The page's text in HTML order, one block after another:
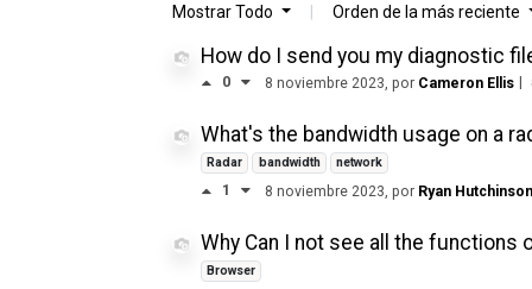
MostrarTodo | Orden de la más reciente
How do I send you my diagnostic
0 8 noviembre 2023, por Cameron Ellis
What's the bandwidth usage on a
Radar bandwidth network
1 8 noviembre 2023, por Ryan Hutchinson
Why Can I not see all the functions
Browser